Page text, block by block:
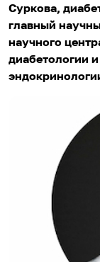
Суркова,
главный
научного
диабетологии